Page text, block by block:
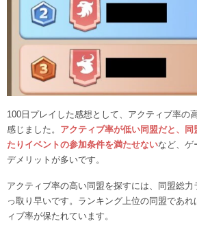
100日プレイした感想として、アクティブ率の
感じました。 アクティブ率が低い同盟だと、
たりイベントの参加条件を満たせないなど、ゲ
デメリットが多いです。
アクティブ率の高い同盟を探すには、同盟総
っ取り早いです。ランキング上位の同盟であ
ィブ率が保たれています。